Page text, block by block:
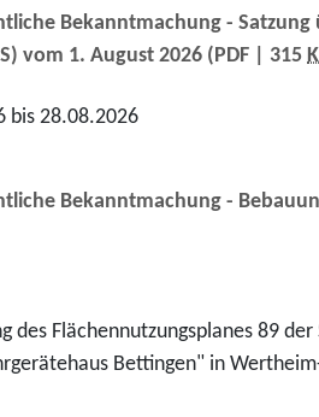
Bekanntmachung -
vom 1. August 2026 (PDF | 315
bis 28.08.2026
Bekanntmachung -
des Flächennutzungsplanes 89
Bettingen" in